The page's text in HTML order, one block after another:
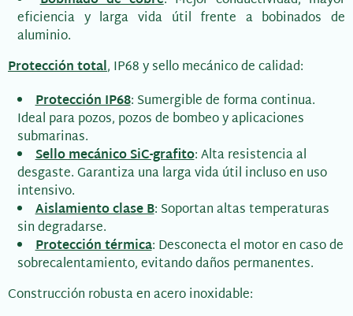
eficiencia y larga vida útil frente a bobinados de
aluminio.
Protección total, IP68 y sello mecánico de calidad:
Protección IP68: Sumergible de forma continua.
Ideal para pozos, pozos de bombeo y aplicaciones
submarinas.
Sello mecánico SiC-grafito: Alta resistencia al
desgaste. Garantiza una larga vida útil incluso en uso
intensivo.
Aislamiento clase B: Soportan altas temperaturas
sin degradarse.
Protección térmica: Desconecta el motor en caso de
sobrecalentamiento, evitando daños permanentes.
Construcción robusta en acero inoxidable: